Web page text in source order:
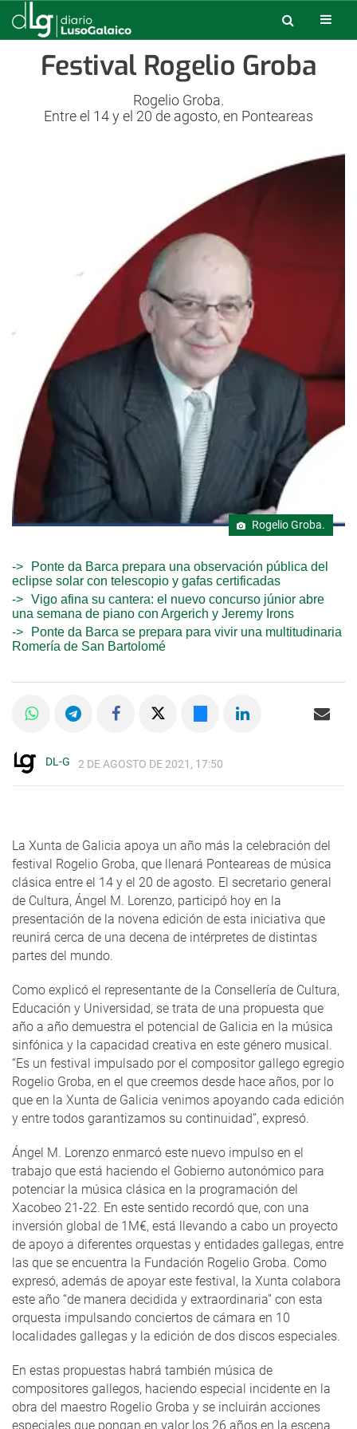
Festival Rogelio Groba
Rogelio Groba.
Entre el 14 y el 20 de agosto, en Ponteareas
Rogelio Groba.
Ponte da Barca prepara una observación pública del
eclipse solar con telescopio y gafas certificadas
Vigo afina su cantera: el nuevo concurso júnior abre
una semana de piano con Argerich y Jeremy Irons
Ponte da Barca se prepara para vivir una multitudinaria
Romería de San Bartolomé
DL-G 2 DE AGOSTO DE 2021, 17:50
La Xunta de Galicia apoya un año más la celebración del
festival Rogelio Groba, que llenará Ponteareas de música
clásica entre el 14 y el 20 de agosto. El secretario general
de Cultura, Ángel M. Lorenzo, participó hoy en la
presentación de la novena edición de esta iniciativa que
reunirá cerca de una decena de intérpretes de distintas
partes del mundo.
Como explicó el representante de la Consellería de Cultura,
Educación y Universidad, se trata de una propuesta que
año a año demuestra el potencial de Galicia en la música
sinfónica y la capacidad creativa en este género musical.
“Es un festival impulsado por el compositor gallego egregio
Rogelio Groba, en el que creemos desde hace años, por lo
que en la Xunta de Galicia venimos apoyando cada edición
y entre todos garantizamos su continuidad”, expresó.
Ángel M. Lorenzo enmarcó este nuevo impulso en el
trabajo que está haciendo el Gobierno autonómico para
potenciar la música clásica en la programación del
Xacobeo 21-22. En este sentido recordó que, con una
inversión global de 1M€, está llevando a cabo un proyecto
de apoyo a diferentes orquestas y entidades gallegas, entre
las que se encuentra la Fundación Rogelio Groba. Como
expresó, además de apoyar este festival, la Xunta colabora
este año “de manera decidida y extraordinaria” con esta
orquesta impulsando conciertos de cámara en 10
localidades gallegas y la edición de dos discos especiales.
En estas propuestas habrá también música de
compositores gallegos, haciendo especial incidente en la
obra del maestro Rogelio Groba y se incluirán acciones
especiales que pongan en valor los 26 años en la escena